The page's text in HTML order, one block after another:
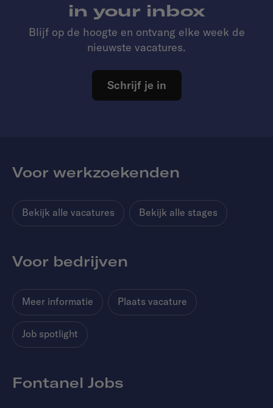
in your inbox
Blijf op de hoogte en ontvang elke week de
nieuwste vacatures.
Schrijf je in
Voor werkzoekenden
Bekijk alle vacatures Bekijk alle stages
Voor bedrijven
Meer informatie Plaats vacature
Job spotlight
Fontanel Jobs